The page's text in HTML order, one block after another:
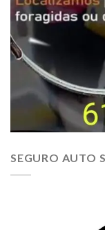
SEGURO AUTO